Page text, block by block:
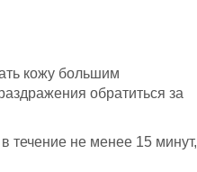
кожу большим
обратиться за
течение не менее 15 минут,